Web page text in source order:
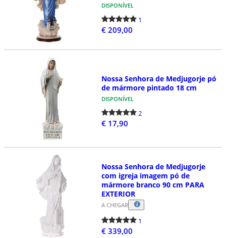
DISPONÍVEL
1
€ 209,00
Nossa Senhora de Medjugorje pó
de mármore pintado 18 cm
DISPONÍVEL
2
€ 17,90
Nossa Senhora de Medjugorje
com igreja imagem pó de
mármore branco 90 cm PARA
EXTERIOR
A CHEGAR
1
€ 339,00